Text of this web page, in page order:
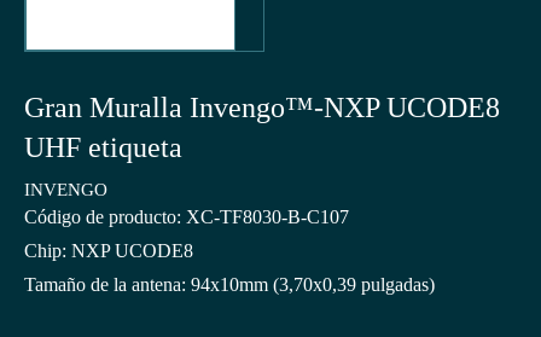
Gran Muralla Invengo™-NXP UCODE8
UHF etiqueta
INVENGO
Código de producto: XC-TF8030-B-C107
Chip: NXP UCODE8
Tamaño de la antena: 94x10mm (3,70x0,39 pulgadas)